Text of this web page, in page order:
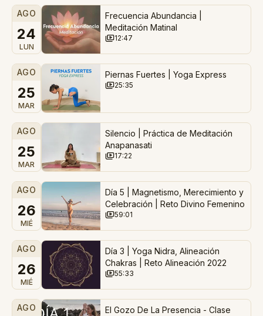
AGO
24
LUN
Frecuencia Abundancia |
Meditación Matinal
12:47
AGO
25
MAR
Piernas Fuertes | Yoga Express
25:35
AGO
25
MAR
Silencio | Práctica de Meditación
Anapanasati
17:22
AGO
26
MIÉ
Día 5 | Magnetismo, Merecimiento y
Celebración | Reto Divino Femenino
59:01
AGO
26
MIÉ
Día 3 | Yoga Nidra, Alineación
Chakras | Reto Alineación 2022
55:33
AGO
El Gozo De La Presencia - Clase